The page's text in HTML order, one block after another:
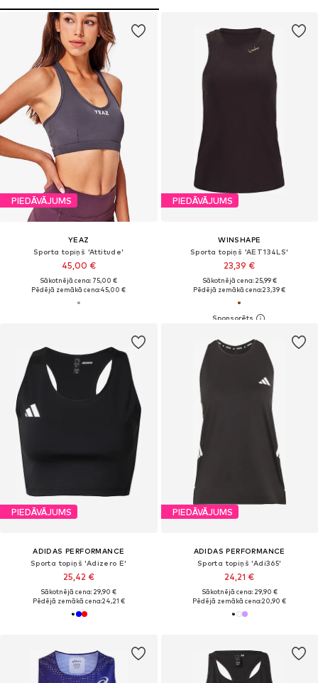
PIEDĀVĀJUMS
YEAZ
Sporta topiņš 'Attitude'
45,00 €
Sākotnējā cena: 75,00 €
Pēdējā zemākā cena:45,00 €
PIEDĀVĀJUMS
WINSHAPE
Sporta topiņš 'AET134LS'
23,39 €
Sākotnējā cena: 25,99 €
Pēdējā zemākā cena:23,39 €
PIEDĀVĀJUMS
ADIDAS PERFORMANCE
Sporta topiņš 'Adizero E'
25,42 €
Sākotnējā cena: 29,90 €
Pēdējā zemākā cena:24,21 €
PIEDĀVĀJUMS
ADIDAS PERFORMANCE
Sporta topiņš 'Adi365'
24,21 €
Sākotnējā cena: 29,90 €
Pēdējā zemākā cena:20,90 €